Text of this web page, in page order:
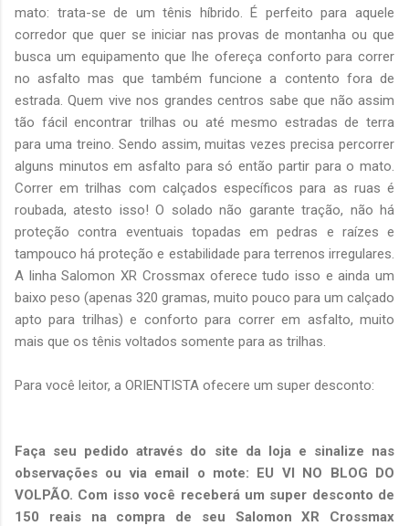
mato: trata-se de um tênis híbrido. É perfeito para aquele
corredor que quer se iniciar nas provas de montanha ou que
busca um equipamento que lhe ofereça conforto para correr
no asfalto mas que também funcione a contento fora de
estrada. Quem vive nos grandes centros sabe que não assim
tão fácil encontrar trilhas ou até mesmo estradas de terra
para uma treino. Sendo assim, muitas vezes precisa percorrer
alguns minutos em asfalto para só então partir para o mato.
Correr em trilhas com calçados específicos para as ruas é
roubada, atesto isso! O solado não garante tração, não há
proteção contra eventuais topadas em pedras e raízes e
tampouco há proteção e estabilidade para terrenos irregulares.
A linha Salomon XR Crossmax oferece tudo isso e ainda um
baixo peso (apenas 320 gramas, muito pouco para um calçado
apto para trilhas) e conforto para correr em asfalto, muito
mais que os tênis voltados somente para as trilhas.
Para você leitor, a ORIENTISTA ofecere um super desconto:
Faça seu pedido através do site da loja e sinalize nas
observações ou via email o mote: EU VI NO BLOG DO
VOLPÃO. Com isso você receberá um super desconto de
150 reais na compra de seu Salomon XR Crossmax